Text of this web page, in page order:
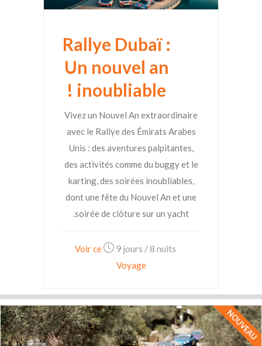
Rallye Dubaï :
Un nouvel an
inoubliable !
Vivez un Nouvel An extraordinaire
avec le Rallye des Émirats Arabes
Unis : des aventures palpitantes,
des activités comme du buggy et le
karting, des soirées inoubliables,
dont une fête du Nouvel An et une
soirée de clôture sur un yacht.
9 jours / 8 nuits
Voir ce
Voyage
NOUVEAU